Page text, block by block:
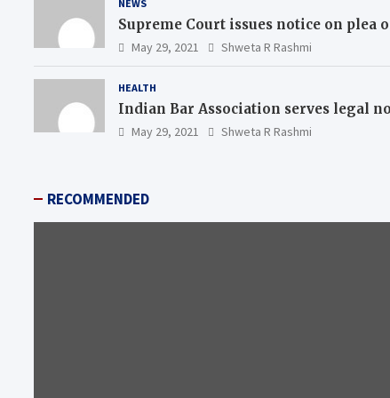
NEWS
Supreme Court issues notice on
May 29, 2021 Shweta R Rashmi
HEALTH
Indian Bar Association serves legal
May 29, 2021 Shweta R Rashmi
RECOMMENDED